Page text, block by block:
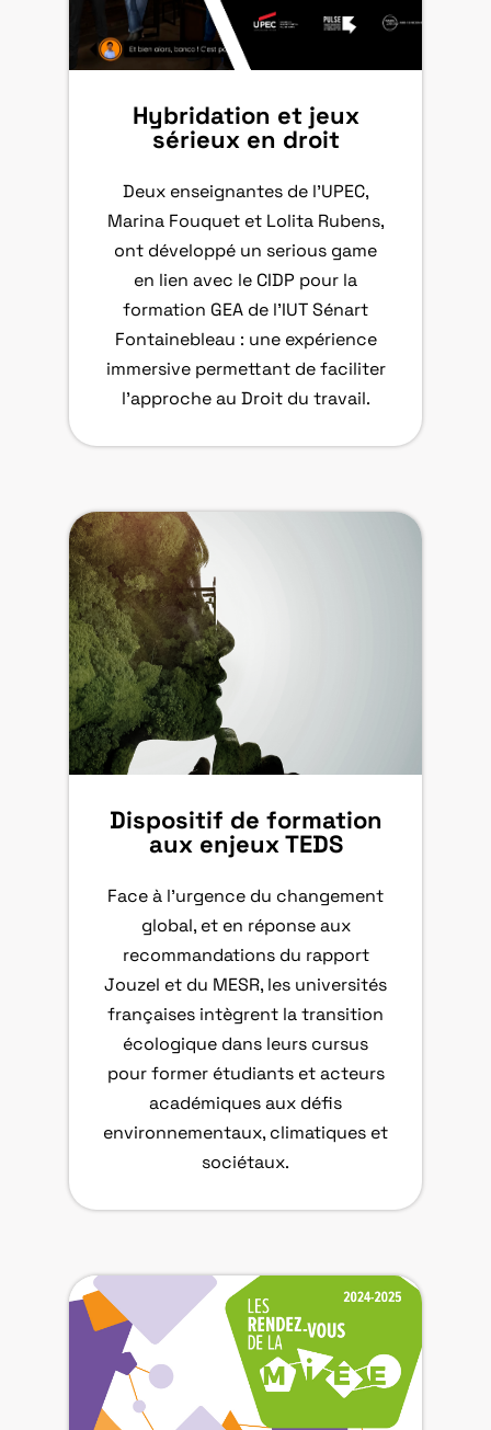
Hybridation et jeux
sérieux en droit
Deux enseignantes de l’UPEC,
Marina Fouquet et Lolita Rubens,
ont développé un serious game
en lien avec le CIDP pour la
formation GEA de l’IUT Sénart
Fontainebleau : une expérience
immersive permettant de faciliter
l’approche au Droit du travail.
Dispositif de formation
aux enjeux TEDS
Face à l’urgence du changement
global, et en réponse aux
recommandations du rapport
Jouzel et du MESR, les universités
françaises intègrent la transition
écologique dans leurs cursus
pour former étudiants et acteurs
académiques aux défis
environnementaux, climatiques et
sociétaux.